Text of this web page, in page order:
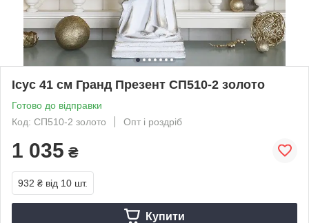
Ісус 41 см Гранд Презент СП510-2 золото
Готово до відправки
Код: СП510-2 золото
Опт і роздріб
1 035 ₴
932 ₴ від 10 шт.
Купити